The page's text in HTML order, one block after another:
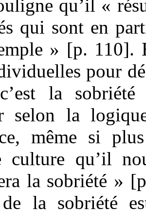
qu’il «
qui sont en
» [p. 110].
pour
la
selon la
même si
culture qu’il
la sobriété »
la sobriété